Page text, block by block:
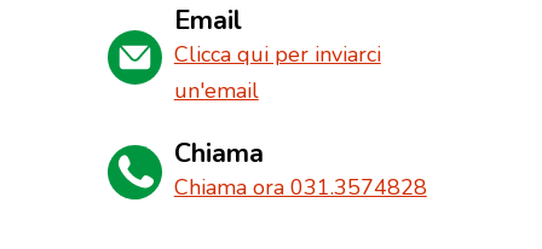
Email
Clicca qui per inviarci
un'email
Chiama
Chiama ora 031.3574828